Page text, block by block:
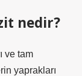
nedir?
ve tam
yaprakları